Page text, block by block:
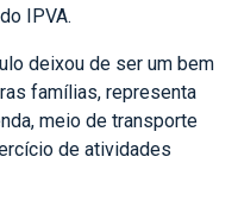
IPVA.
deixou de ser um bem
famílias, representa
meio de transporte
de atividades